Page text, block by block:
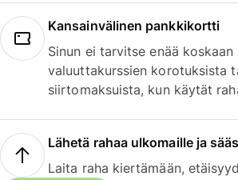
Kansainvälinen pankkikortti
Sinun ei tarvitse enää koskaan
valuuttakurssien korotuksista
siirtomaksuista, kun käytät
Lähetä rahaa ulkomaille ja
Laita raha kiertämään,